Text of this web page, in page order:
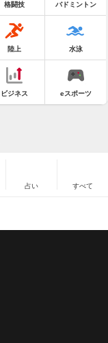
格闘技 バドミントン
陸上 水泳
ビジネス eスポーツ
占い すべて